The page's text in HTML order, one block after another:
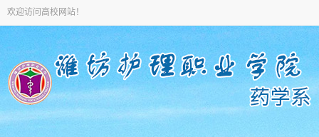
欢迎访问高校网站！